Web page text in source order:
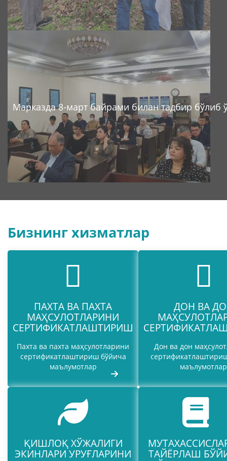
Марказда 8-март байрами билан тадбир бўлиб
Бизнинг хизматлар
ПАХТА ВА ПАХТА
МАҲСУЛОТЛАРИНИ
СЕРТИФИКАТЛАШТИРИШ
Пахта ва пахта маҳсулотларини
сертификатлаштириш бўйича
маълумотлар
ДОН ВА
Дон ва дон
маълумотлар
ҚИШЛОҚ ХЎЖАЛИГИ
ЭКИНЛАРИ УРУҒЛАРИНИ ТАЙЁРЛАШ